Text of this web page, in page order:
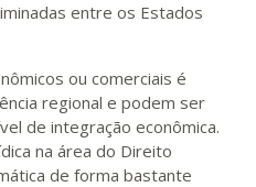
entre os Estados
ou comerciais é
regional e podem ser
de integração econômica.
na área do Direito
de forma bastante